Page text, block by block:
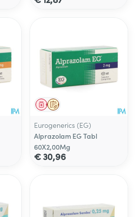
Op voorschrift
Geneesmiddel
Eurogenerics (EG)
Alprazolam EG Tabl
60X2,00Mg
€ 30,96